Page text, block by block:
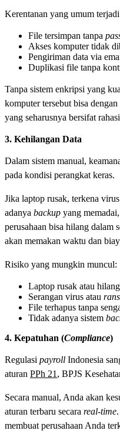
Kerentanan yang umum
File tersimpan tanpa
Akses komputer tidak
Pengiriman data via
Duplikasi file tanpa
Tanpa sistem enkripsi yang
komputer tersebut bisa
yang seharusnya bersifat
3. Kehilangan Data
Dalam sistem manual,
pada kondisi perangkat keras.
Jika laptop rusak, terkena
adanya backup yang
perusahaan bisa hilang dalam
akan memakan waktu dan
Risiko yang mungkin muncul:
Laptop rusak atau hilang
Serangan virus atau
File terhapus tanpa
Tidak adanya sistem
4. Kepatuhan (Compliance)
Regulasi payroll Indonesia
aturan PPh 21 , BPJS
Secara manual, Anda akan
aturan terbaru secara real-time
membuat perusahaan Anda